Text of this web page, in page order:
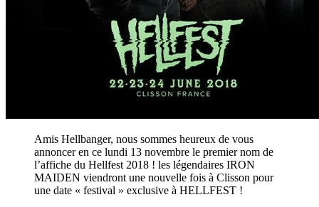
Amis Hellbanger, nous sommes heureux de vous
annoncer en ce lundi 13 novembre le premier nom de
l’affiche du Hellfest 2018 ! les légendaires IRON
MAIDEN viendront une nouvelle fois à Clisson pour
une date « festival » exclusive à HELLFEST !